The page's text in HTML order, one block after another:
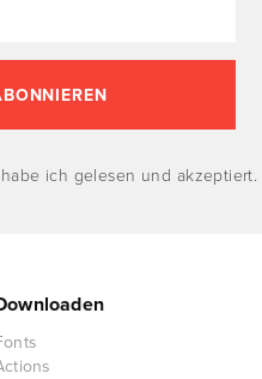
habe ich gelesen und akzeptiert.